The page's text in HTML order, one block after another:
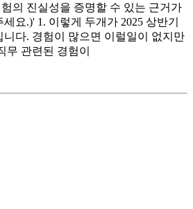
의 진실성을 증명할 수 있는 근거가
요.)' 1. 이렇게 두개가 2025 상반기
다. 경험이 많으면 이럴일이 없지만
무 관련된 경험이